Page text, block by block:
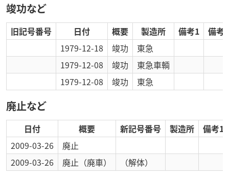
竣功など
旧記号番号 日付 概要 製造所 備考1
備考2
1979-12-18
竣功
東急
1979-12-08
竣功
東急車輌
1979-12-08
竣功 東急
廃止など
日付 概要 新記号番号 製造所
備考1
2009-03-26
廃止
2009-03-26
廃止 （廃車） （解体）